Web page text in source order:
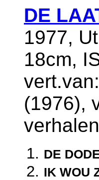
DE
1977,
18cm,
(1976),
verhalen
DE
IK WOU